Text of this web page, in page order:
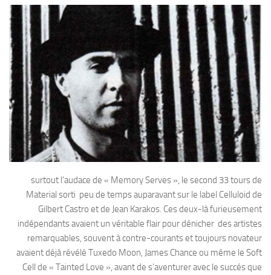
surtout l’audace de « Memory Serves », le second 33 tours de
Material sorti peu de temps auparavant sur le label Celluloid de
Gilbert Castro et de Jean Karakos. Ces deux-là furieusement
indépendants avaient un véritable flair pour dénicher des artistes
remarquables, souvent à contre-courants et toujours novateur
avaient déjà révélé Tuxedo Moon, James Chance ou même le Soft
Cell de « Tainted Love », avant de s’aventurer avec le succés que